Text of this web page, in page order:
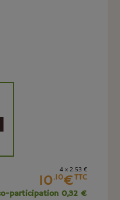
4 x 2.53 €
10.10€TTC
participation 0,32 €